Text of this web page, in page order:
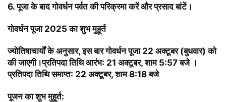
6. पूजा के बाद गोवर्धन पर्वत की परिक्रमा करें और प्रसाद बांटें।
गोवर्धन पूजा 2025 का शुभ मुहूर्त
ज्योतिषाचार्यों के अनुसार, इस बार गोवर्धन पूजा 22 अक्टूबर (बुधवार) को
की जाएगी।प्रतिपदा तिथि आरंभ: 21 अक्टूबर, शाम 5:57 बजे ।
प्रतिपदा तिथि समाप्त: 22 अक्टूबर, शाम 8:18 बजे
पूजन का शुभ मुहूर्त: